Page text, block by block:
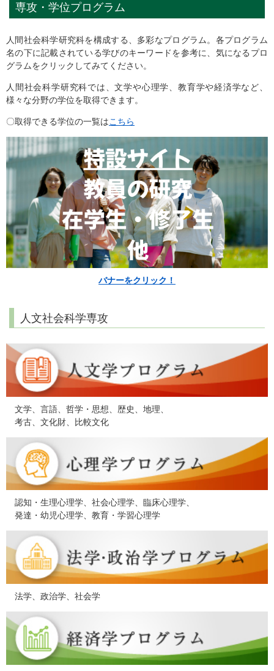
専攻・学位プログラム
人間社会科学研究科を構成する、多彩なプログラム。各プログラム
名の下に記載されている学びのキーワードを参考に、気になるプロ
グラムをクリックしてみてください。
人間社会科学研究科では、文学や心理学、教育学や経済学など、
様々な分野の学位を取得できます。
〇取得できる学位の一覧はこちら
バナーをクリック！
人文社会科学専攻
文学、言語、哲学・思想、歴史、地理、
考古、文化財、比較文化
認知・生理心理学、社会心理学、臨床心理学、
発達・幼児心理学、教育・学習心理学
法学、政治学、社会学